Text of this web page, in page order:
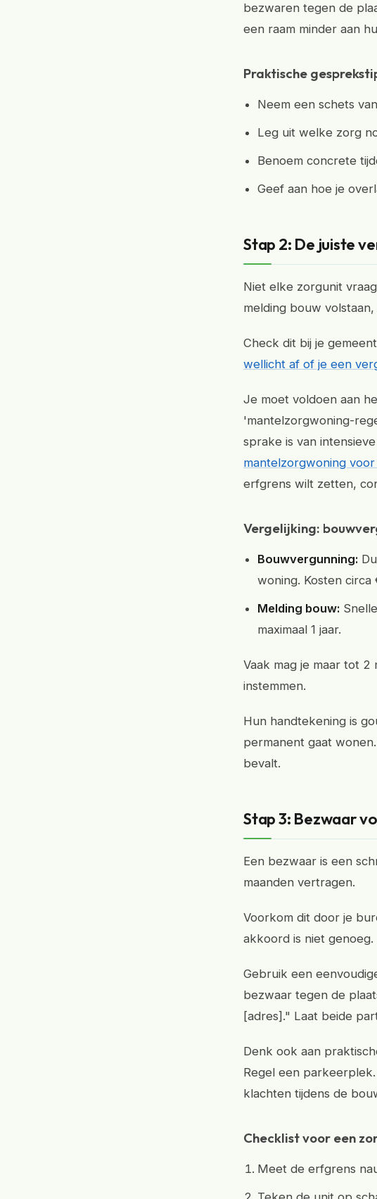
bezwaren tegen de
een raam minder aan
Praktische
Neem een schets
Leg uit welke zorg
Benoem concrete
Geef aan hoe je
Stap 2: De juiste
Niet elke zorgunit
melding bouw
Check dit bij je
wellicht af of je een
Je moet voldoen aan
'mantelzorgwoning-
sprake is van
mantelzorgwoning
erfgrens wilt zetten,
Vergelijking:
Bouwvergunning:
woning. Kosten circa
Melding bouw:
maximaal 1 jaar.
Vaak mag je maar tot
instemmen.
Hun handtekening is
permanent gaat
bevalt.
Stap 3: Bezwaar
Een bezwaar is een
maanden vertragen.
Voorkom dit door je
akkoord is niet genoeg.
Gebruik een
bezwaar tegen de
[adres]." Laat beide
Denk ook aan
Regel een
klachten tijdens de
Checklist voor een
Meet de erfgrens